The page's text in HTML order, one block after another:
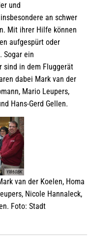
und
an schwer
Mit ihrer Hilfe können
aufgespürt oder
Sogar ein
sind in dem Fluggerät
dabei Mark van der
Mario Leupers,
Hans-Gerd Gellen.
YI860BK
van der Koelen, Homa
Nicole Hannaleck,
Foto: Stadt